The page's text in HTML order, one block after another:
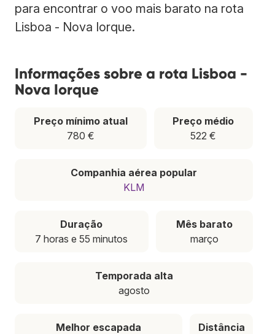
para encontrar o voo mais barato na rota
Lisboa - Nova Iorque.
Informações sobre a rota Lisboa -
Nova Iorque
Preço mínimo atual
780 €
Preço médio
522 €
Companhia aérea popular
KLM
Duração
7 horas e 55 minutos
Mês barato
março
Temporada alta
agosto
Melhor escapada
Distância